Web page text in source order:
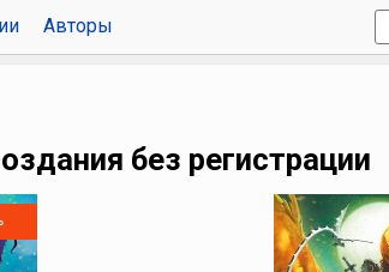
Авторы
без регистрации